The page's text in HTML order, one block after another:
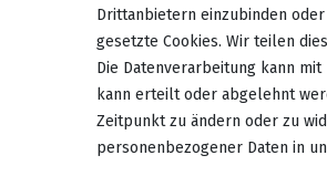
Drittanbietern einzubinden
gesetzte Cookies. Wir teilen
Die Datenverarbeitung kann
kann erteilt oder abgelehnt
Zeitpunkt zu ändern oder zu
personenbezogener Daten in